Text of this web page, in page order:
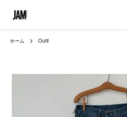
ホーム Outil